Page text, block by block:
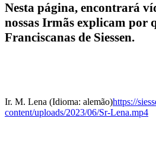
Nesta página, encontrará
nossas Irmãs explicam por
Franciscanas de Siessen.
Ir. M. Lena (Idioma: alemão)https://
content/uploads/2023/06/Sr-Lena.mp4